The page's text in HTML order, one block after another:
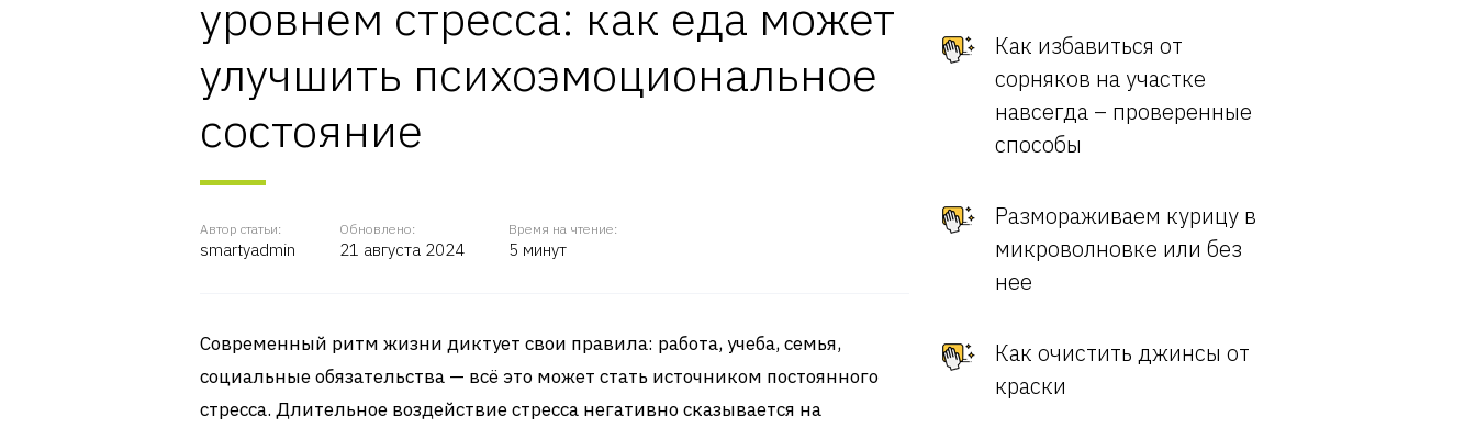
уровнем стресса: как еда может
улучшить психоэмоциональное
состояние
Автор статьи:
smartyadmin
Обновлено:
21 августа 2024
Время на чтение:
5 минут
Современный ритм жизни диктует свои правила: работа, учеба, семья,
социальные обязательства — всё это может стать источником постоянного
стресса. Длительное воздействие стресса негативно сказывается на
Как избавиться от
сорняков на участке
навсегда – проверенные
способы
Размораживаем курицу в
микроволновке или без
нее
Как очистить джинсы от
краски